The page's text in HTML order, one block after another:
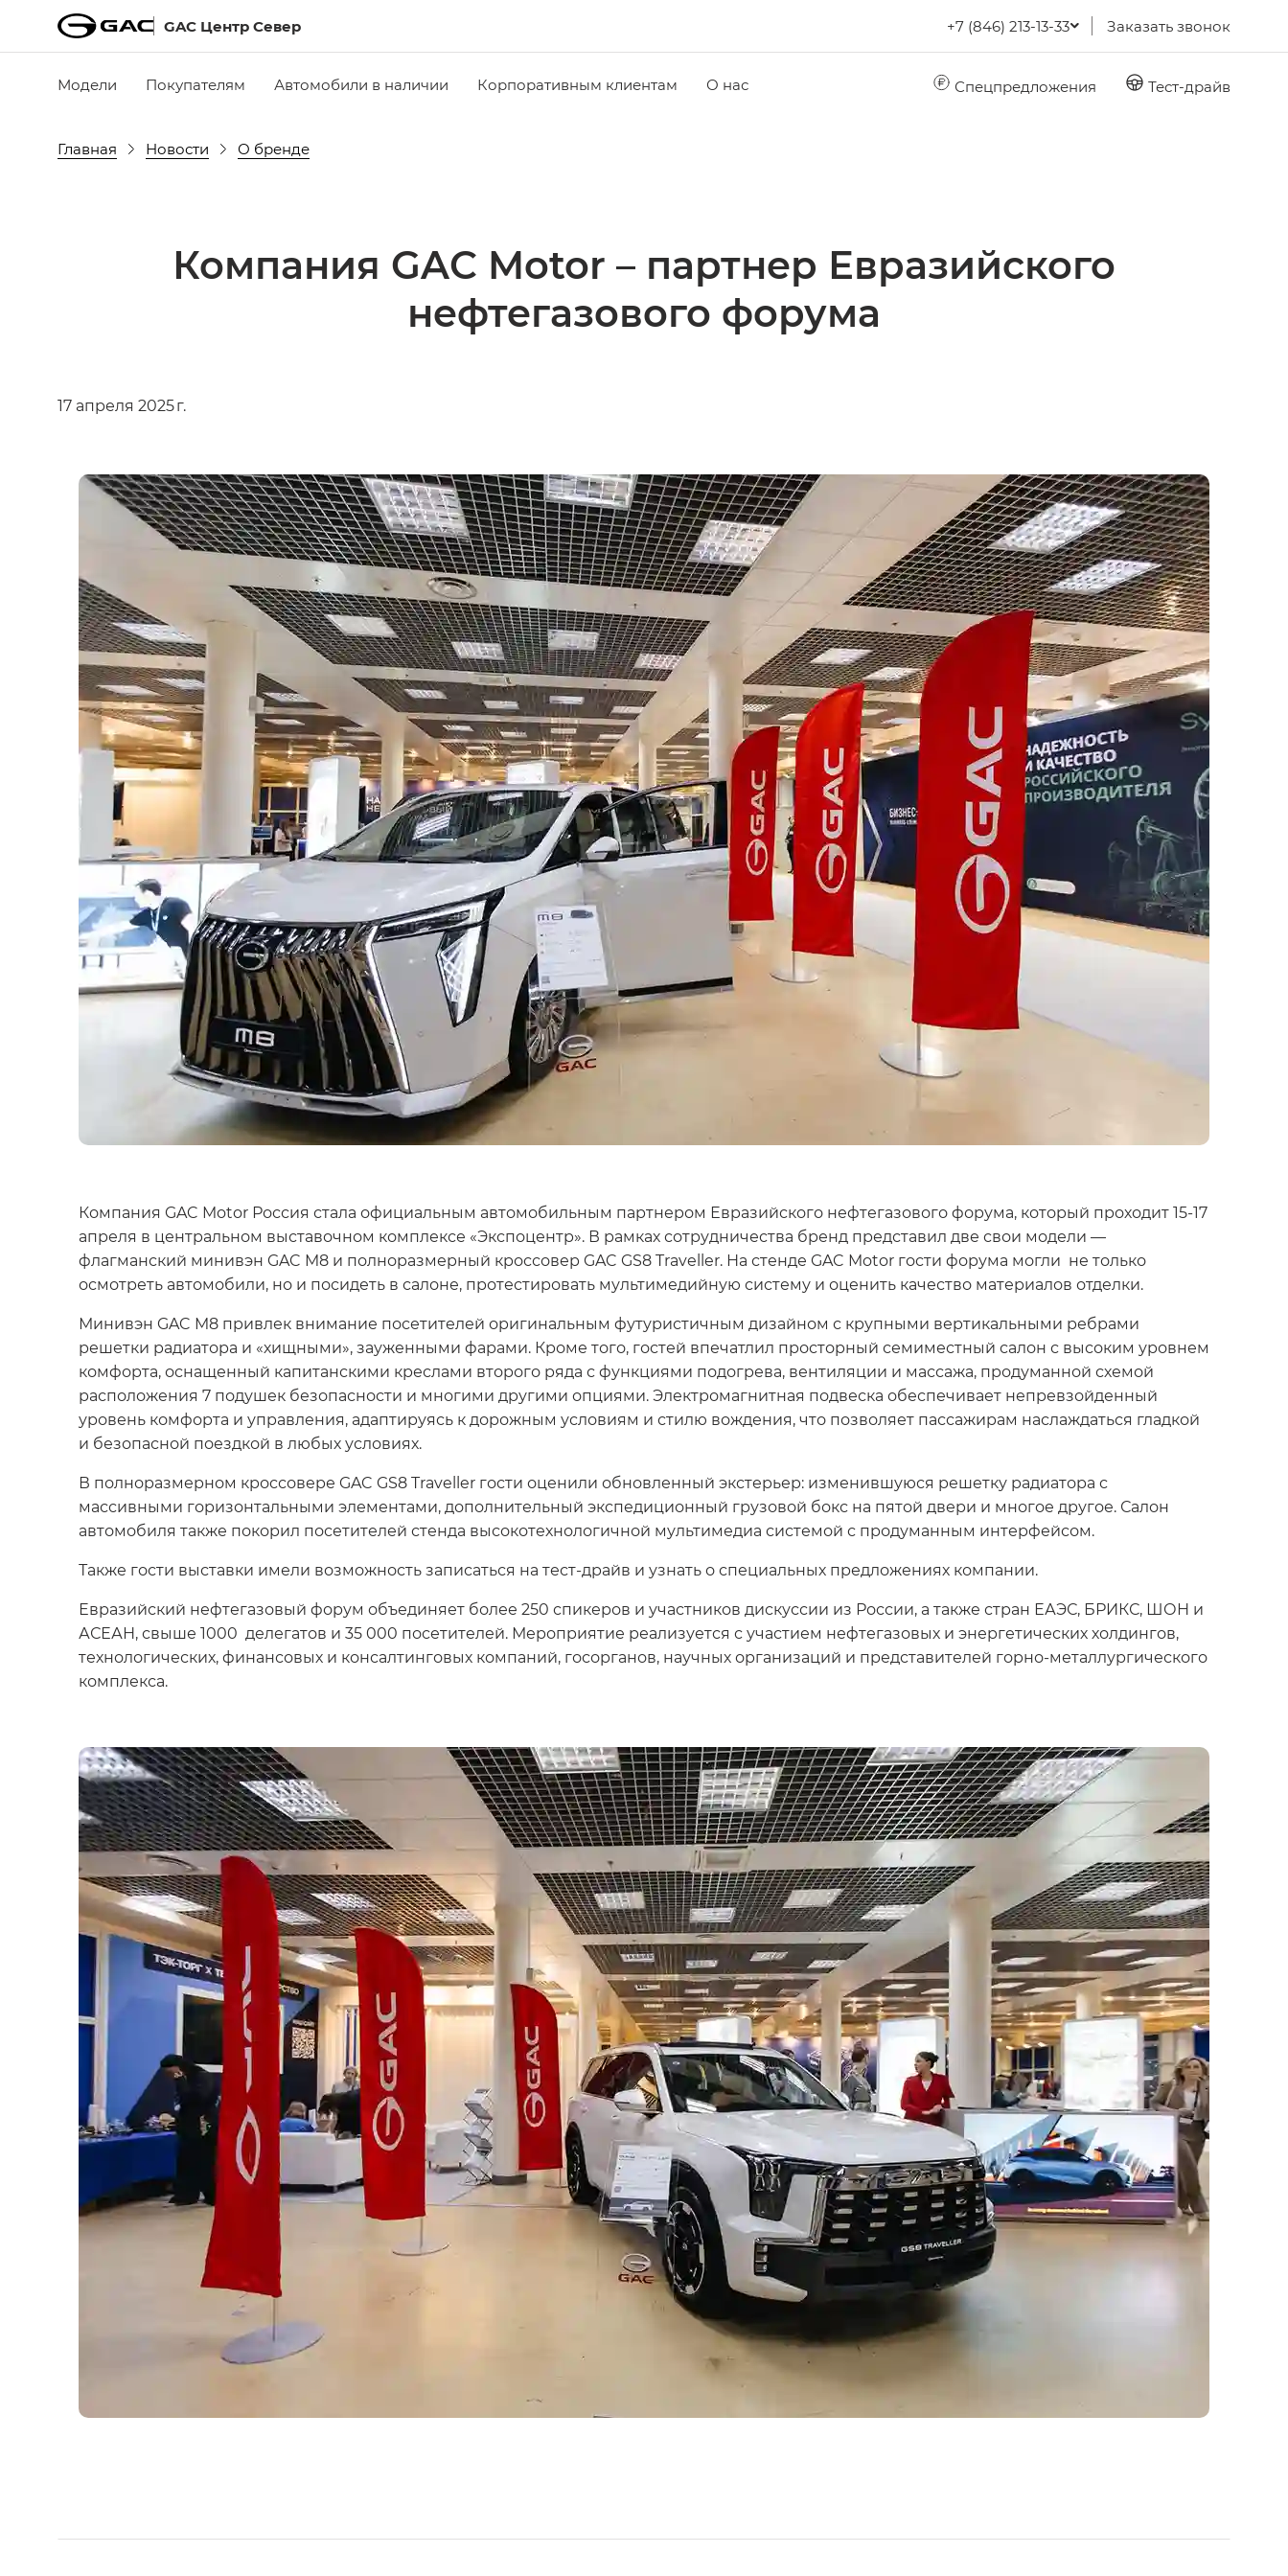
GAC Центр Север +7 (846) 213-13-33 Заказать звонок
Модели Покупателям Автомобили в наличии Корпоративным клиентам О нас Спецпредложения Тест-драйв
Главная Новости О бренде
Компания GAC Motor – партнер Евразийского
нефтегазового форума
17 апреля 2025 г.
Компания GAC Motor Россия стала официальным автомобильным партнером Евразийского нефтегазового форума, который проходит 15-17
апреля в центральном выставочном комплексе «Экспоцентр». В рамках сотрудничества бренд представил две свои модели —
флагманский минивэн GAC M8 и полноразмерный кроссовер GAC GS8 Traveller. На стенде GAC Motor гости форума могли не только
осмотреть автомобили, но и посидеть в салоне, протестировать мультимедийную систему и оценить качество материалов отделки.
Минивэн GAC M8 привлек внимание посетителей оригинальным футуристичным дизайном с крупными вертикальными ребрами
решетки радиатора и «хищными», зауженными фарами. Кроме того, гостей впечатлил просторный семиместный салон с высоким уровнем
комфорта, оснащенный капитанскими креслами второго ряда с функциями подогрева, вентиляции и массажа, продуманной схемой
расположения 7 подушек безопасности и многими другими опциями. Электромагнитная подвеска обеспечивает непревзойденный
уровень комфорта и управления, адаптируясь к дорожным условиям и стилю вождения, что позволяет пассажирам наслаждаться гладкой
и безопасной поездкой в любых условиях.
В полноразмерном кроссовере GAC GS8 Traveller гости оценили обновленный экстерьер: изменившуюся решетку радиатора с
массивными горизонтальными элементами, дополнительный экспедиционный грузовой бокс на пятой двери и многое другое. Салон
автомобиля также покорил посетителей стенда высокотехнологичной мультимедиа системой с продуманным интерфейсом.
Также гости выставки имели возможность записаться на тест-драйв и узнать о специальных предложениях компании.
Евразийский нефтегазовый форум объединяет более 250 спикеров и участников дискуссии из России, а также стран ЕАЭС, БРИКС, ШОН и
АСЕАН, свыше 1000 делегатов и 35 000 посетителей. Мероприятие реализуется с участием нефтегазовых и энергетических холдингов,
технологических, финансовых и консалтинговых компаний, госорганов, научных организаций и представителей горно-металлургического
комплекса.